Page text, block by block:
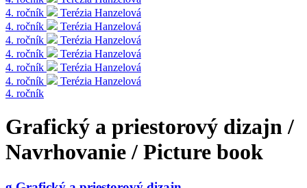
4. ročník
Terézia Hanzelová
4. ročník
Terézia Hanzelová
4. ročník
Terézia Hanzelová
4. ročník
Terézia Hanzelová
4. ročník
Terézia Hanzelová
4. ročník
Terézia Hanzelová
4. ročník
Grafický a priestorový dizajn /
Navrhovanie / Picture book